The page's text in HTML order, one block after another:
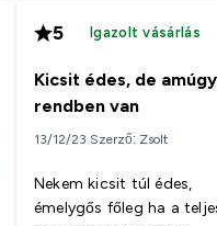
5 Igazolt vásárlás
Kicsit édes, de amúgy
rendben van
13/12/23 Szerző: Zsolt
Nekem kicsit túl édes,
émelygős főleg ha a